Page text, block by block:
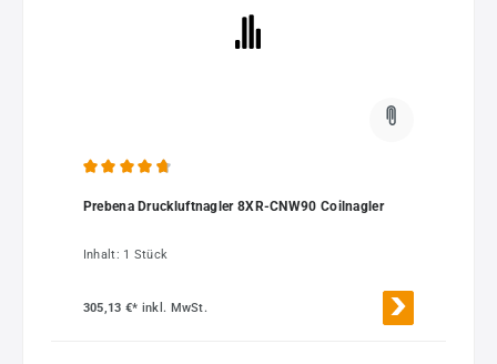
Prebena Druckluftnagler 8XR-CNW90 Coilnagler
Inhalt: 1 Stück
305,13 €* inkl. MwSt.